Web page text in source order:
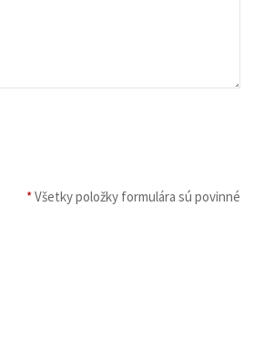
*Všetky položky formulára sú povinné